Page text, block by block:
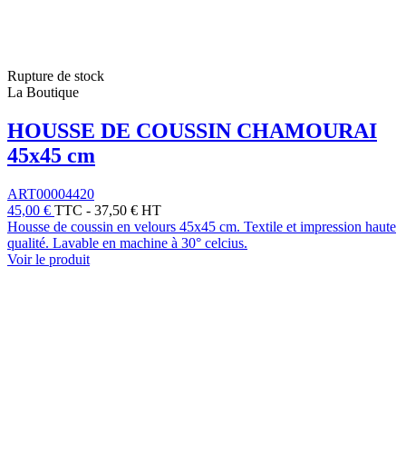
Rupture de stock
La Boutique
HOUSSE DE COUSSIN CHAMOURAI
45x45 cm
ART00004420
45,00 € TTC - 37,50 € HT
Housse de coussin en velours 45x45 cm. Textile et impression haute
qualité. Lavable en machine à 30° celcius.
Voir le produit